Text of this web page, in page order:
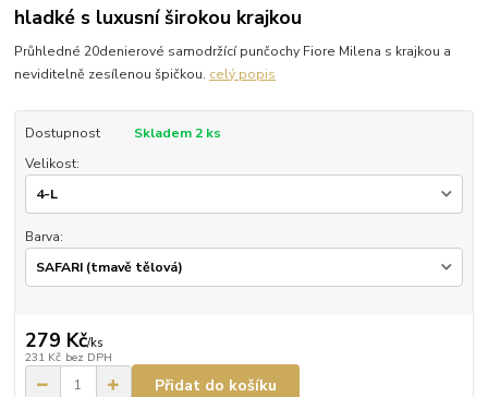
hladké s luxusní širokou krajkou
Průhledné 20denierové samodržící punčochy Fiore Milena s krajkou a
neviditelně zesílenou špičkou. celý popis
Dostupnost
Skladem 2 ks
Velikost:
Barva:
279 Kč/ks
231 Kč bez DPH
Přidat do košíku